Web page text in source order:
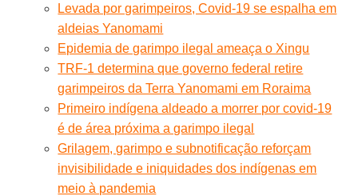
Levada por garimpeiros, Covid-19 se espalha em
aldeias Yanomami
Epidemia de garimpo ilegal ameaça o Xingu
TRF-1 determina que governo federal retire
garimpeiros da Terra Yanomami em Roraima
Primeiro indígena aldeado a morrer por covid-19
é de área próxima a garimpo ilegal
Grilagem, garimpo e subnotificação reforçam
invisibilidade e iniquidades dos indígenas em
meio à pandemia